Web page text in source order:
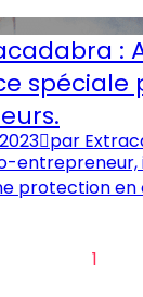
:
spéciale
par
protection en
1